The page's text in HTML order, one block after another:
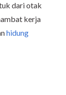
dari otak
kerja
hidung